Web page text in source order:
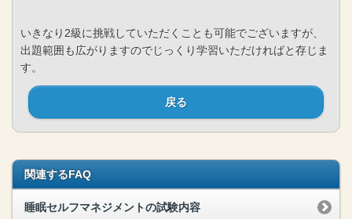
いきなり2級に挑戦していただくことも可能でございますが、
出題範囲も広がりますのでじっくり学習いただければと存じま
す。
戻る
関連するFAQ
睡眠セルフマネジメントの試験内容